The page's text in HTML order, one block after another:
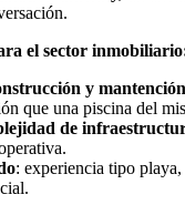
el sector
y mantención
que una piscina del
de
: experiencia tipo